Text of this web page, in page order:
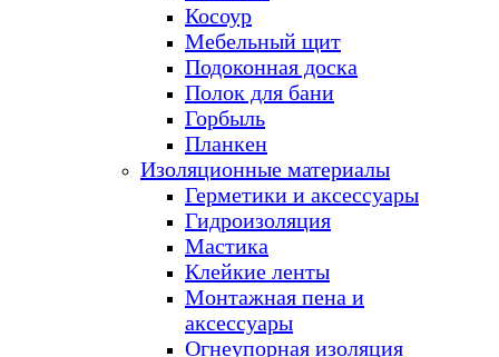
Косоур
Мебельный щит
Подоконная доска
Полок для бани
Горбыль
Планкен
Изоляционные материалы
Герметики и аксессуары
Гидроизоляция
Мастика
Клейкие ленты
Монтажная пена и
аксессуары
Огнеупорная изоляция